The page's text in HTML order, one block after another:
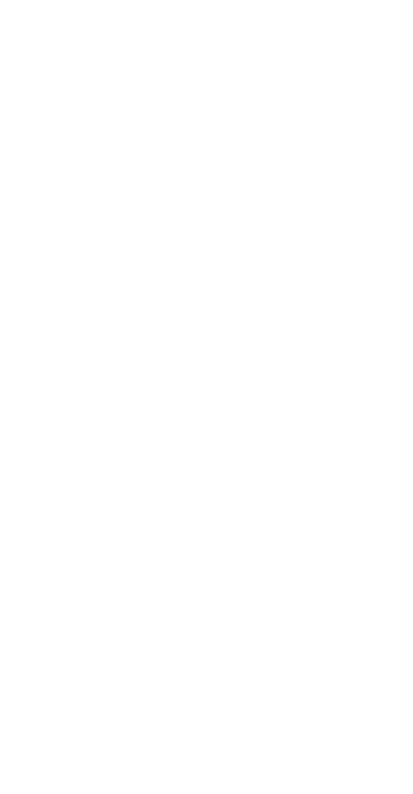
jídelní vybavení
lednice s mrazákem, myčka nádobí, pračka, dveře na terasu
vybavení, gril, přenosný gril, zahradní nábytek, lehátka, slunečník